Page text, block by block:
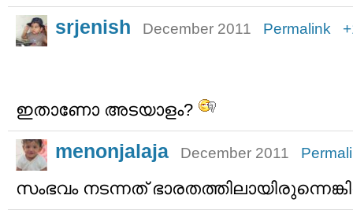
srjenish December 2011 Permalink
ഇതാണോ അടയാളം?
menonjalaja December 2011
സംഭവം നടന്നത്